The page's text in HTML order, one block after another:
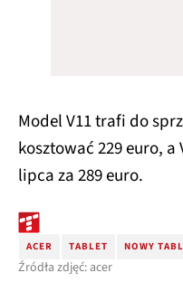
Model V11 trafi do
kosztować 229 euro,
lipca za 289 euro.
ACER TABLET NOWY
Źródła zdjęć: acer